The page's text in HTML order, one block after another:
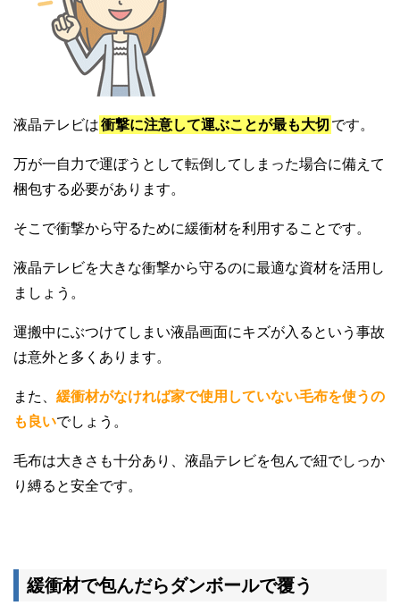
液晶テレビは衝撃に注意して運ぶことが最も大切 です。
万が一自力で運ぼうとして転倒してしまった場合に備えて
梱包する必要があります。
そこで衝撃から守るために緩衝材を利用することです。
液晶テレビを大きな衝撃から守るのに最適な資材を活用し
ましょう。
運搬中にぶつけてしまい液晶画面にキズが入るという事故
は意外と多くあります。
また、 緩衝材がなければ家で使用していない毛布を使うの
も良いでしょう。
毛布は大きさも十分あり、液晶テレビを包んで紐でしっか
り縛ると安全です。
緩衝材で包んだらダンボールで覆う